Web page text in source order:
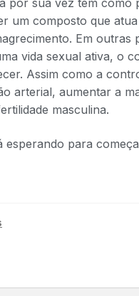
um composto que
Em outras
vida sexual ativa, o
Assim como a
arterial, aumentar a
masculina.
esperando para